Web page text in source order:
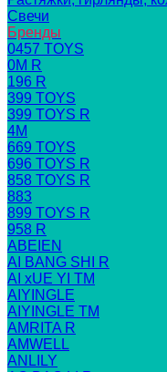
Свечи
Бренды
0457 TOYS
0M R
196 R
399 TOYS
399 TOYS R
4M
669 TOYS
696 TOYS R
858 TOYS R
883
899 TOYS R
958 R
ABEIEN
AI BANG SHI R
AI xUE YI TM
AIYINGLE
AIYINGLE TM
AMRITA R
AMWELL
ANLILY